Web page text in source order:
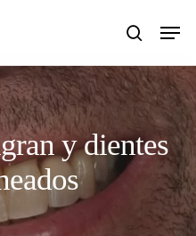
search
Menu
y dientes